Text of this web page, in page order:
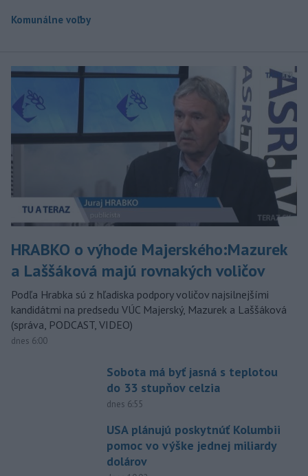
Komunálne voľby
HRABKO o výhode Majerského:Mazurek
a Laššáková majú rovnakých voličov
Podľa Hrabka sú z hľadiska podpory voličov najsilnejšími
kandidátmi na predsedu VÚC Majerský, Mazurek a Laššáková
(správa, PODCAST, VIDEO)
dnes 6:00
Sobota má byť jasná s teplotou
do 33 stupňov celzia
dnes 6:55
USA plánujú poskytnúť Kolumbii
pomoc vo výške jednej miliardy
dolárov